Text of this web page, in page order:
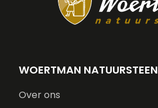
WOERTMAN NATUURSTEEN
Over ons